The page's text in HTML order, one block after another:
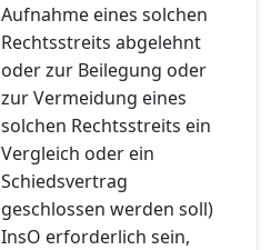
Aufnahme eines solchen
Rechtsstreits abgelehnt
oder zur Beilegung oder
zur Vermeidung eines
solchen Rechtsstreits ein
Vergleich oder ein
Schiedsvertrag
geschlossen werden soll)
InsO erforderlich sein,